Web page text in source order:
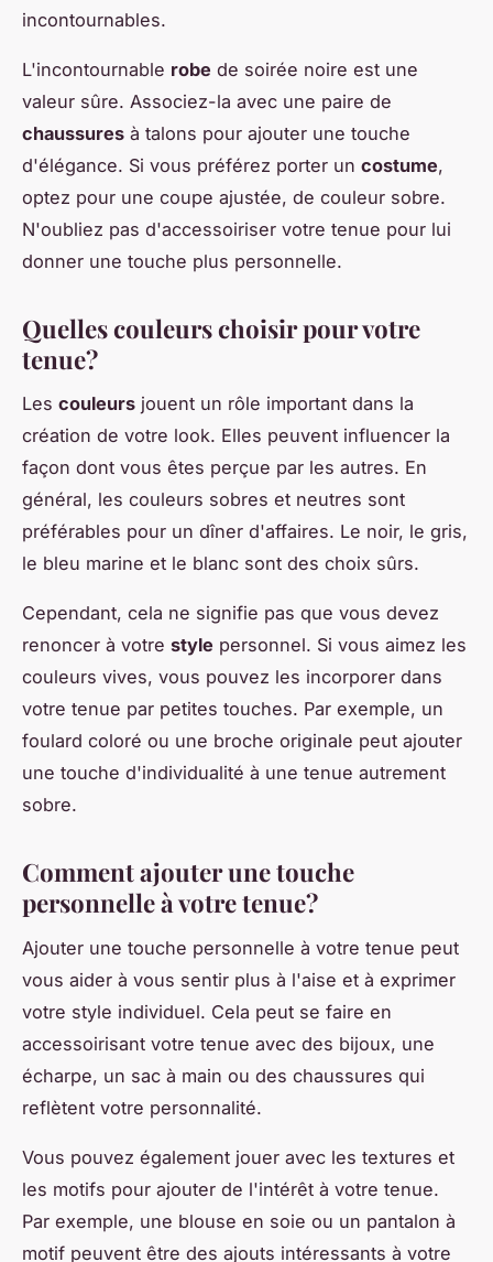
incontournables.
L'incontournable robe de soirée noire est une
valeur sûre. Associez-la avec une paire de
chaussures à talons pour ajouter une touche
d'élégance. Si vous préférez porter un costume,
optez pour une coupe ajustée, de couleur sobre.
N'oubliez pas d'accessoiriser votre tenue pour lui
donner une touche plus personnelle.
Quelles couleurs choisir pour votre
tenue?
Les couleurs jouent un rôle important dans la
création de votre look. Elles peuvent influencer la
façon dont vous êtes perçue par les autres. En
général, les couleurs sobres et neutres sont
préférables pour un dîner d'affaires. Le noir, le gris,
le bleu marine et le blanc sont des choix sûrs.
Cependant, cela ne signifie pas que vous devez
renoncer à votre style personnel. Si vous aimez les
couleurs vives, vous pouvez les incorporer dans
votre tenue par petites touches. Par exemple, un
foulard coloré ou une broche originale peut ajouter
une touche d'individualité à une tenue autrement
sobre.
Comment ajouter une touche
personnelle à votre tenue?
Ajouter une touche personnelle à votre tenue peut
vous aider à vous sentir plus à l'aise et à exprimer
votre style individuel. Cela peut se faire en
accessoirisant votre tenue avec des bijoux, une
écharpe, un sac à main ou des chaussures qui
reflètent votre personnalité.
Vous pouvez également jouer avec les textures et
les motifs pour ajouter de l'intérêt à votre tenue.
Par exemple, une blouse en soie ou un pantalon à
motif peuvent être des ajouts intéressants à votre